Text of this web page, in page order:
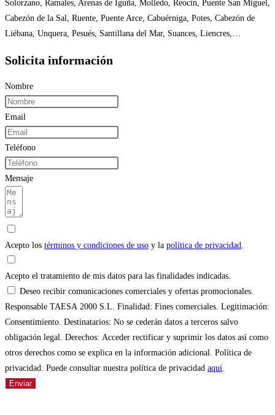
Solorzano, Ramales, Arenas de Iguña, Molledo, Reocín, Puente San Miguel,
Cabezón de la Sal, Ruente, Puente Arce, Cabuérniga, Potes, Cabezón de
Liébana, Unquera, Pesués, Santillana del Mar, Suances, Liencres,…
Solicita información
Nombre
Email
Teléfono
Mensaje
Acepto los términos y condiciones de uso y la política de privacidad.
Acepto el tratamiento de mis datos para las finalidades indicadas.
Deseo recibir comunicaciones comerciales y ofertas promocionales.
Responsable TAESA 2000 S.L. Finalidad: Fines comerciales. Legitimación:
Consentimiento. Destinatarios: No se cederán datos a terceros salvo
obligación legal. Derechos: Acceder rectificar y suprimir los datos así como
otros derechos como se explica en la información adicional. Política de
privacidad: Puede consultar nuestra política de privacidad aquí.
Enviar